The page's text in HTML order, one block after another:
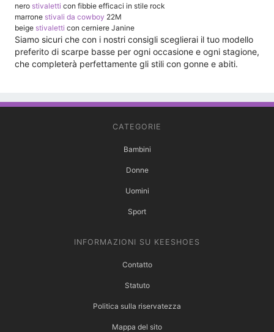
nero stivaletti con fibbie efficaci in stile rock
marrone stivali da cowboy 22M
beige stivaletti con cerniere Janine
Siamo sicuri che con i nostri consigli sceglierai il tuo modello
preferito di scarpe basse per ogni occasione e ogni stagione,
che completerà perfettamente gli stili con gonne e abiti.
CATEGORIE
Bambini
Donne
Uomini
Sport
INFORMAZIONI SU KEESHOES
Contatto
Statuto
Politica sulla riservatezza
Mappa del sito